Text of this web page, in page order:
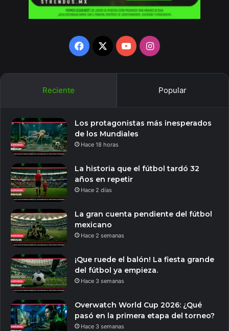
Facebook
X YouTubeInstagram
Reciente Popular
Los protagonistas más inesperados
de los Mundiales
Hace 18 horas
La historia que el fútbol tardó 32
años en repetir
Hace 2 días
La gran cuenta pendiente del fútbol
mexicano
Hace 2 semanas
¡Que ruede el balón! La fiesta grande
del fútbol ya empieza.
Hace 3 semanas
Overwatch World Cup 2026: ¿Qué
pasó en la primera etapa del torneo?
Hace 3 semanas